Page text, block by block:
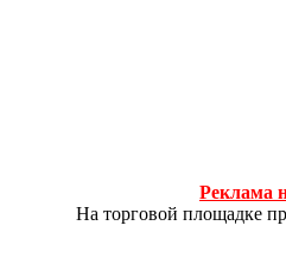
Реклама
На торговой площадке